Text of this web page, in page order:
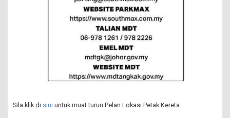
Sila klik di sini untuk muat turun Pelan Lokasi Petak Kereta